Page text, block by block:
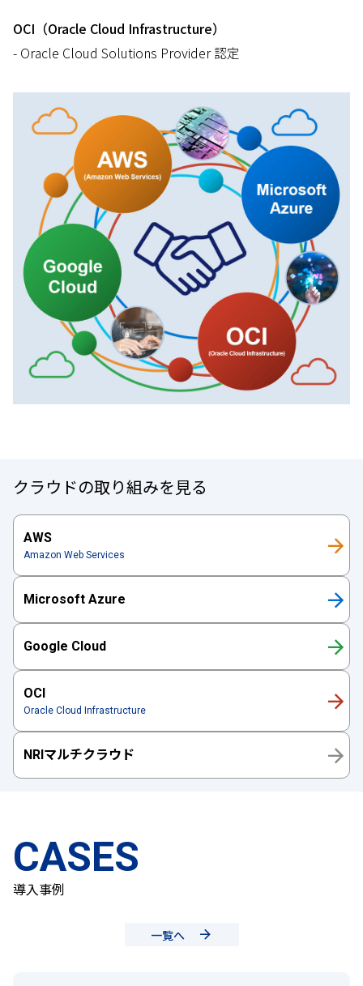
OCI（Oracle Cloud Infrastructure）
- Oracle Cloud Solutions Provider 認定
クラウドの取り組みを見る
AWS
Amazon Web Services
Microsoft Azure
Google Cloud
OCI
Oracle Cloud Infrastructure
NRIマルチクラウド
CASES
導入事例
一覧へ